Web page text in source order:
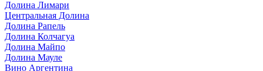
Долина Лимари
Центральная Долина
Долина Рапель
Долина Колчагуа
Долина Майпо
Долина Мауле
Вино Аргентина